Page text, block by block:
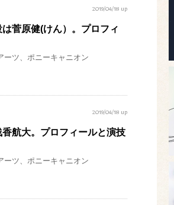
2019/04/18 up
菅原健(けん）。プロフィ
ーツ、ポニーキャニオン
2019/04/18 up
航大。プロフィールと演技
ーツ、ポニーキャニオン